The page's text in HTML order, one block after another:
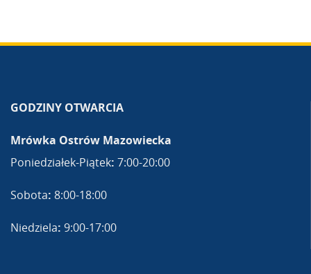
GODZINY OTWARCIA
Mrówka Ostrów Mazowiecka
Poniedziałek-Piątek: 7:00-20:00
Sobota: 8:00-18:00
Niedziela: 9:00-17:00